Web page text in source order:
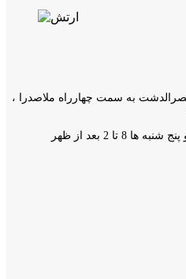
به سمت چهارراه ملاصدرا ،